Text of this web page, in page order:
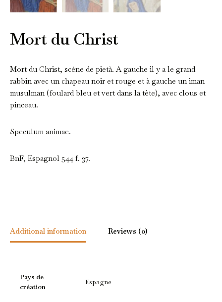
Mort du Christ
Mort du Christ, scène de pietà. A gauche il y a le grand
rabbin avec un chapeau noir et rouge et à gauche un iman
musulman (foulard bleu et vert dans la tète), avec clous et
pinceau.
Speculum animae.
BnF, Espagnol 544 f. 37.
Additional information Reviews (0)
Pays de
création
Espagne